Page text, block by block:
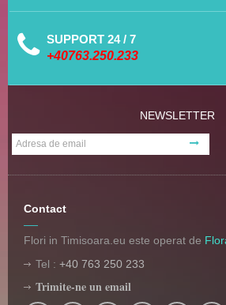
SUPPORT 24 / 7
+40763.250.233
NEWSLETTER
Contact
Flori in Timisoara.eu este operat de
Tel : +40 763 250 233
Trimite-ne un email